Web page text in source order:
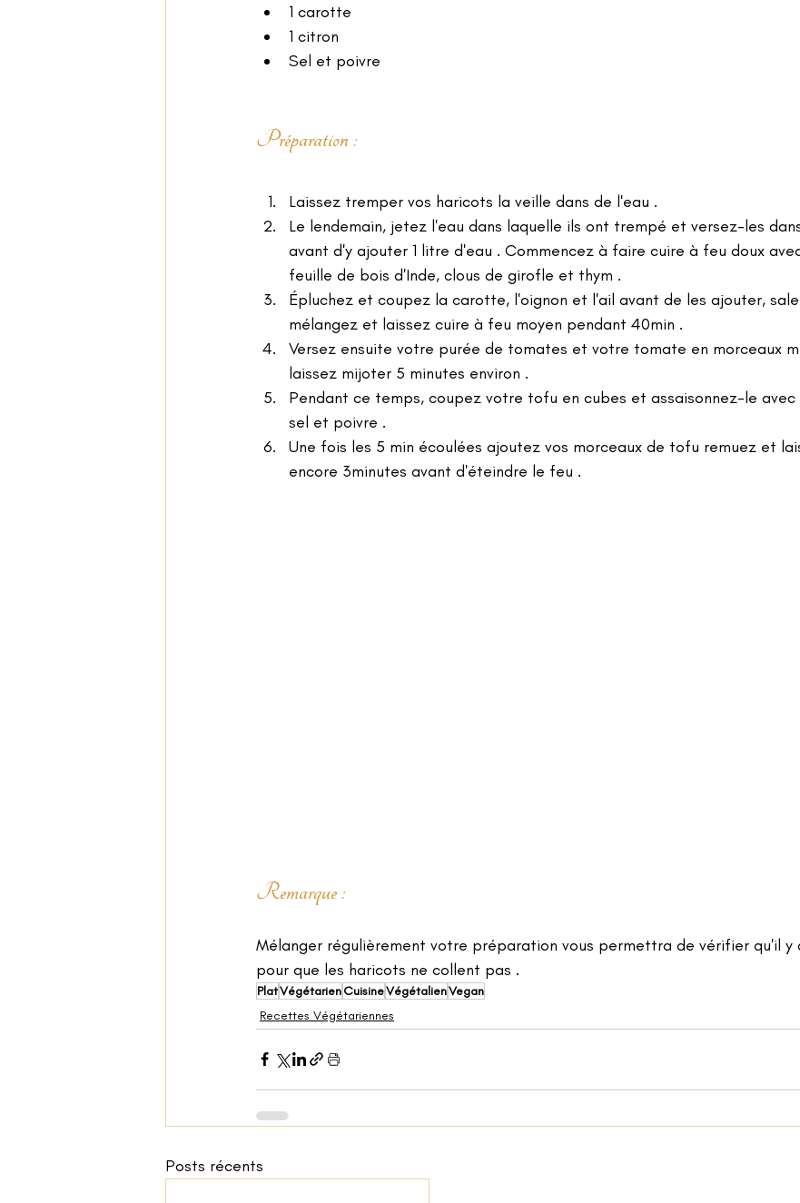
1 carotte
1 citron
Sel et poivre
Préparation :
Laissez tremper vos haricots la veille dans de l'eau .
Le lendemain, jetez l'eau dans laquelle ils ont trempé et versez-les
avant d'y ajouter 1 litre d'eau . Commencez à faire cuire à feu doux
feuille de bois d'Inde, clous de girofle et thym .
Épluchez et coupez la carotte, l'oignon et l'ail avant de les ajouter,
mélangez et laissez cuire à feu moyen pendant 40min .
Versez ensuite votre purée de tomates et votre tomate en morceaux
laissez mijoter 5 minutes environ .
Pendant ce temps, coupez votre tofu en cubes et assaisonnez-le
sel et poivre .
Une fois les 5 min écoulées ajoutez vos morceaux de tofu remuez et
encore 3minutes avant d'éteindre le feu .
Remarque :
Mélanger régulièrement votre préparation vous permettra de vérifier qu'il y
pour que les haricots ne collent pas .
PlatVégétarienCuisineVégétalienVegan
Recettes Végétariennes
Posts récents